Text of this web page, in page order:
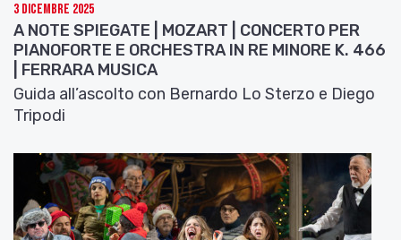
3 Dicembre 2025
A NOTE SPIEGATE | MOZART | CONCERTO PER
PIANOFORTE E ORCHESTRA IN RE MINORE K. 466
| FERRARA MUSICA
Guida all’ascolto con Bernardo Lo Sterzo e Diego
Tripodi